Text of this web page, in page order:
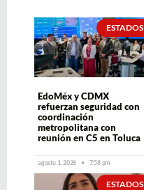
ESTADOS
EdoMéx y CDMX
refuerzan seguridad con
coordinación
metropolitana con
reunión en C5 en Toluca
agosto 1, 2026 7:58 pm
ESTADOS